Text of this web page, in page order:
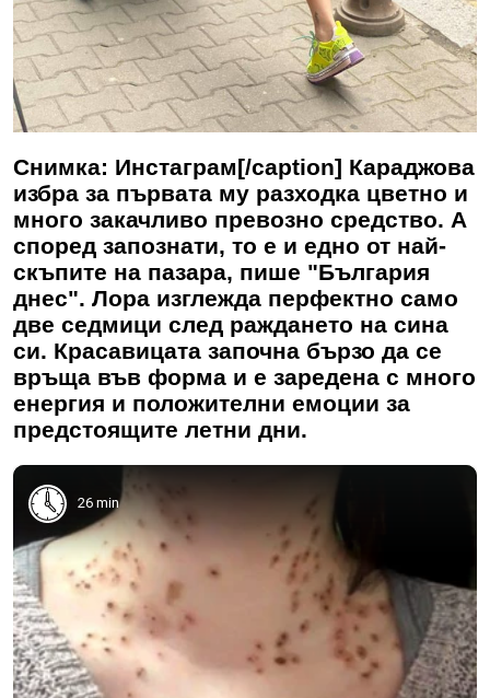
Снимка: Инстаграм[/caption] Караджова
избра за първата му разходка цветно и
много закачливо превозно средство. А
според запознати, то е и едно от най-
скъпите на пазара, пише "България
днес". Лора изглежда перфектно само
две седмици след раждането на сина
си. Красавицата започна бързо да се
връща във форма и е заредена с много
енергия и положителни емоции за
предстоящите летни дни.
26 min